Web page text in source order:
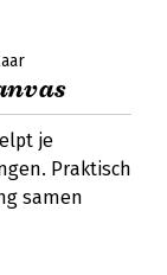
je
Praktisch
samen